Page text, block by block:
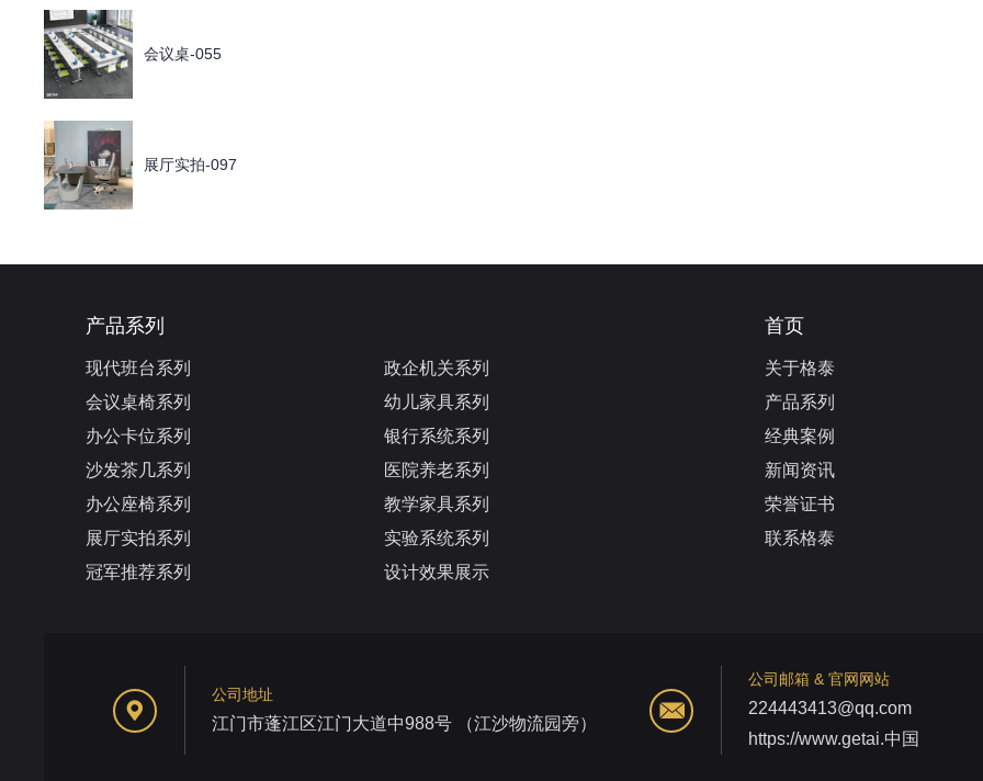
会议桌-055
展厅实拍-097
产品系列
现代班台系列
会议桌椅系列
办公卡位系列
沙发茶几系列
办公座椅系列
展厅实拍系列
冠军推荐系列
政企机关系列
幼儿家具系列
银行系统系列
医院养老系列
教学家具系列
实验系统系列
设计效果展示
首页
关于格泰
产品系列
经典案例
新闻资讯
荣誉证书
联系格泰
公司地址
江门市蓬江区江门大道中988号 （江沙物流园旁）
公司邮箱 & 官网网站
224443413@qq.com
https://www.getai.中国